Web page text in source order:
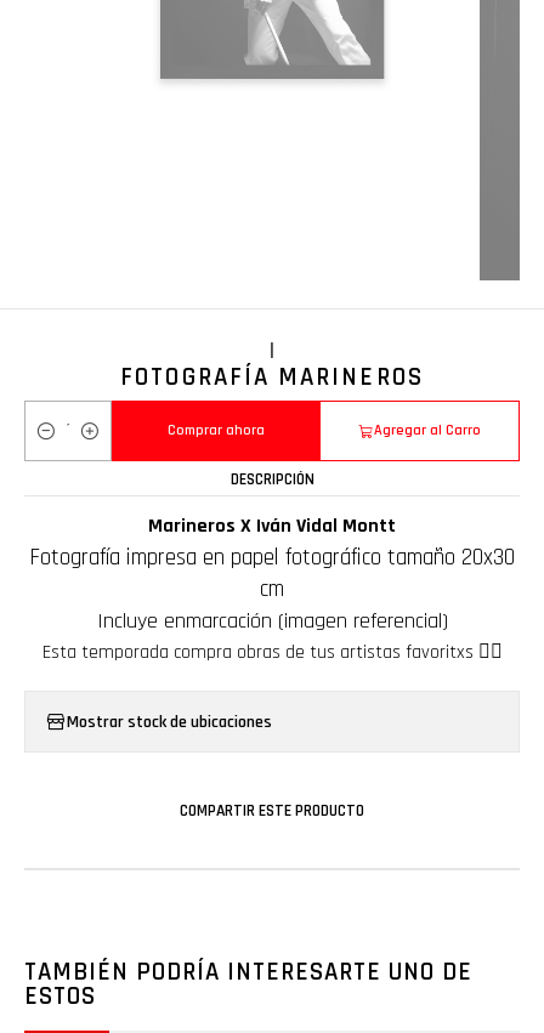
|
FOTOGRAFÍA MARINEROS
Cantidad
Agregar al Carro
Comprar ahora
DESCRIPCIÓN
Marineros X Iván Vidal Montt
Fotografía impresa en papel fotográfico tamaño 20x30
cm
Incluye enmarcación (imagen referencial)
Esta temporada compra obras de tus artistas favoritxs ❤️‍🔥
Mostrar stock de ubicaciones
COMPARTIR ESTE PRODUCTO
TAMBIÉN PODRÍA INTERESARTE UNO DE
ESTOS